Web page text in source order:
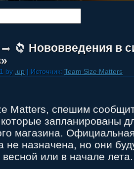
Нововведения в
by .up | Источник: Team Size Matters
Matters, спешим
запланированы
магазина.
не назначена, но они
или в начале лета.